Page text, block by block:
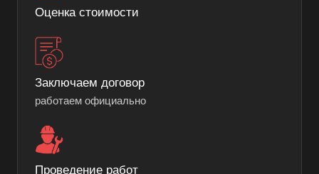
Оценка стоимости
Заключаем договор
работаем официально
Проведение работ